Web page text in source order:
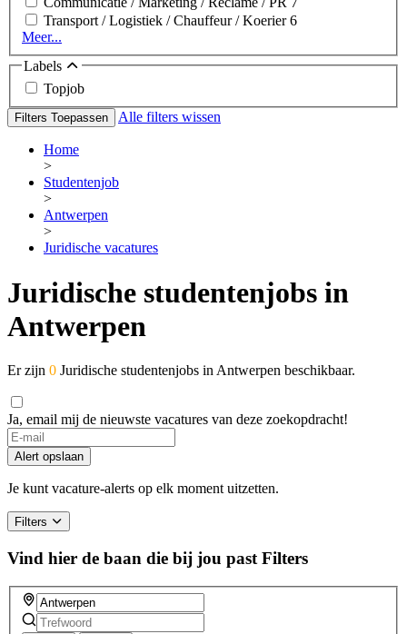
Transport / Logistiek / Chauffeur / Koerier6
Meer...
Labels
Topjob
Filters Toepassen Alle filters wissen
Home
>
Studentenjob
>
Antwerpen
>
Juridische vacatures
Juridische studentenjobs in
Antwerpen
Er zijn 0 Juridische studentenjobs in Antwerpen beschikbaar.
Ja, email mij de nieuwste vacatures van deze zoekopdracht!
Alert opslaan
Je kunt vacature-alerts op elk moment uitzetten.
Filters
Vind hier de baan die bij jou past Filters